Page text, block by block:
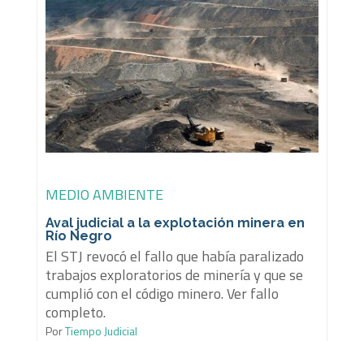
MEDIO AMBIENTE
Aval judicial a la explotación minera en
Río Negro
El STJ revocó el fallo que había paralizado
trabajos exploratorios de minería y que se
cumplió con el código minero. Ver fallo
completo.
PorTiempo Judicial